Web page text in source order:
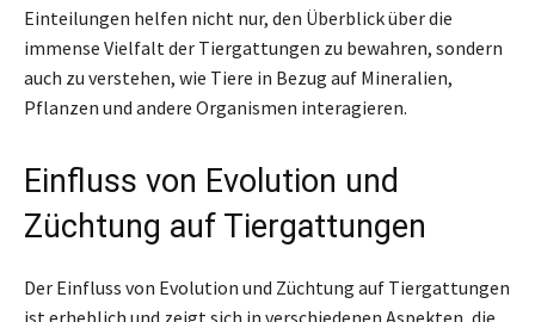
Einteilungen helfen nicht nur, den Überblick über die
immense Vielfalt der Tiergattungen zu bewahren, sondern
auch zu verstehen, wie Tiere in Bezug auf Mineralien,
Pflanzen und andere Organismen interagieren.
Einfluss von Evolution und
Züchtung auf Tiergattungen
Der Einfluss von Evolution und Züchtung auf Tiergattungen
ist erheblich und zeigt sich in verschiedenen Aspekten, die